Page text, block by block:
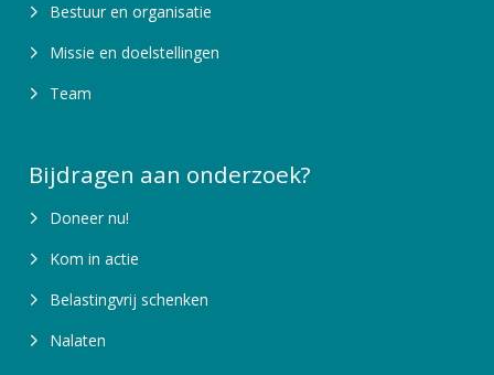
Bestuur en organisatie
Missie en doelstellingen
Team
Bijdragen aan onderzoek?
Doneer nu!
Kom in actie
Belastingvrij schenken
Nalaten